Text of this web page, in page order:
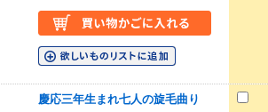
慶応三年生まれ七人の旋毛曲り